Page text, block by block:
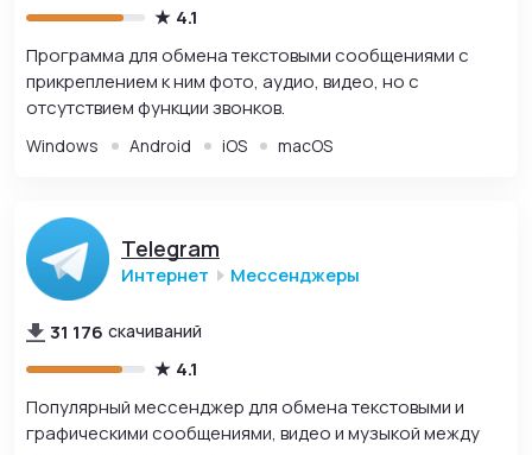
4.1
Программа для обмена текстовыми сообщениями с
прикреплением к ним фото, аудио, видео, но с
отсутствием функции звонков.
Windows Android iOS macOS
Telegram
Интернет Мессенджеры
31 176 скачиваний
4.1
Популярный мессенджер для обмена текстовыми и
графическими сообщениями, видео и музыкой между